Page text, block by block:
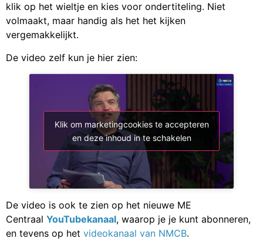
klik op het wieltje en kies voor ondertiteling. Niet
volmaakt, maar handig als het het kijken
vergemakkelijkt.
De video zelf kun je hier zien:
Klik om marketingcookies te accepteren
en deze inhoud in te schakelen
De video is ook te zien op het nieuwe ME
Centraal YouTubekanaal, waarop je je kunt abonneren,
en tevens op het videokanaal van NMCB.